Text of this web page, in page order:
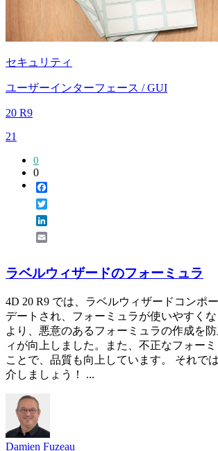
セキュリティ
ユーザーインターフェース / GUI
20 R9
21
0
0
ラベルウィザードのフォーミュラ
4D 20 R9 では、ラベルウィザードコンポ
デートされ、フォーミュラが使いやすく
より、悪意のあるフォーミュラの作成を
ィが向上しました。また、不正なフォー
ことで、品質も向上しています。 それで
介しましょう！ ...
Damien Fuzeau